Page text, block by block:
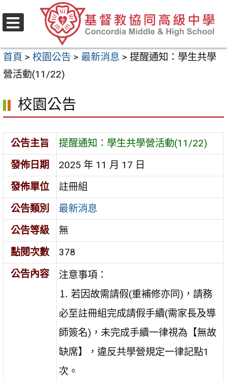
至
要
內
區
首頁 > 校園公告 > 最新消息 > 提醒通知：學生共學
營活動(11/22)
校園公告
公告主旨
提醒通知：學生共學營活動(11/22)
發佈日期
2025 年 11 月 17 日
發佈單位
註冊組
公告類別
最新消息
公告等級
無
點閱次數
378
公告內容
注意事項：
⒈ 若因故需請假(重補修亦同)，請務
必至註冊組完成請假手續(需家長及導
師簽名)，未完成手續一律視為【無故
缺席】，違反共學營規定一律記點1
次。
選
單